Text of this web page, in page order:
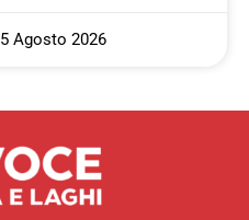
5 Agosto 2026